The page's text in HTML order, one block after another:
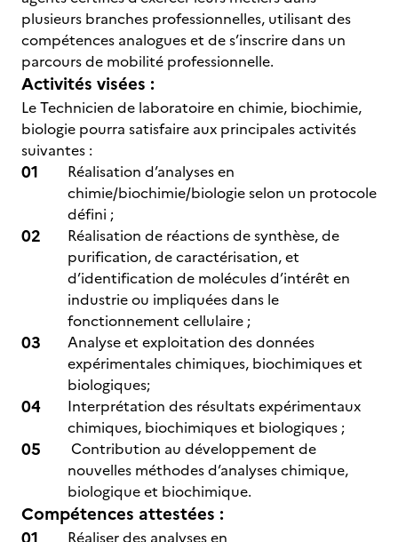
plusieurs branches professionnelles, utilisant des
compétences analogues et de s’inscrire dans un
parcours de mobilité professionnelle.
Activités visées :
Le Technicien de laboratoire en chimie, biochimie,
biologie pourra satisfaire aux principales activités
suivantes :
Réalisation d’analyses en
chimie/biochimie/biologie selon un protocole
défini ;
Réalisation de réactions de synthèse, de
purification, de caractérisation, et
d’identification de molécules d’intérêt en
industrie ou impliquées dans le
fonctionnement cellulaire ;
Analyse et exploitation des données
expérimentales chimiques, biochimiques et
biologiques;
Interprétation des résultats expérimentaux
chimiques, biochimiques et biologiques ;
Contribution au développement de
nouvelles méthodes d’analyses chimique,
biologique et biochimique.
Compétences attestées :
Réaliser des analyses en